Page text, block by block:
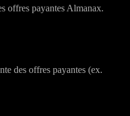
offres payantes Almanax.
des offres payantes (ex.